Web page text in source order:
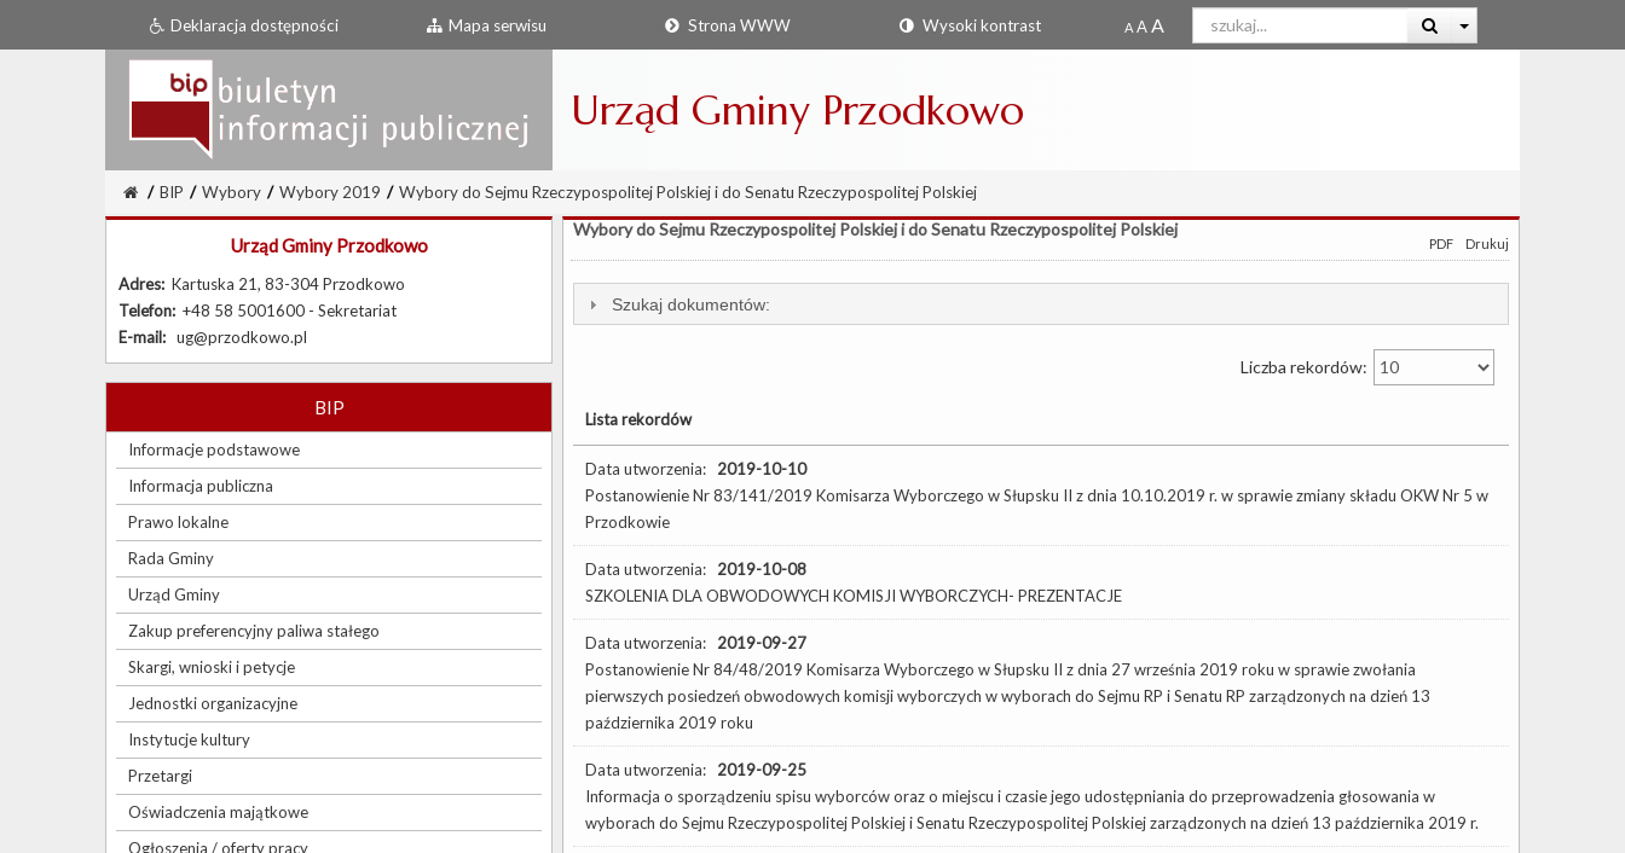
Deklaracja dostępności Mapa serwisu Strona WWW Wysoki kontrast
Urząd Gminy Przodkowo
/ BIP / Wybory / Wybory 2019 / Wybory do Sejmu Rzeczypospolitej Polskiej i do Senatu Rzeczypospolitej Polskiej
Urząd Gminy Przodkowo
Adres: Kartuska 21, 83-304 Przodkowo
Telefon: +48 58 5001600 - Sekretariat
E-mail: ug@przodkowo.pl
BIP
Informacje podstawowe
Informacja publiczna
Prawo lokalne
Rada Gminy
Urząd Gminy
Zakup preferencyjny paliwa stałego
Skargi, wnioski i petycje
Jednostki organizacyjne
Instytucje kultury
Przetargi
Oświadczenia majątkowe
Ogłoszenia / oferty pracy
Drukuj
PDF
Wybory do Sejmu Rzeczypospolitej Polskiej i do Senatu Rzeczypospolitej Polskiej
Szukaj dokumentów:
Liczba rekordów:
Lista rekordów
Data utworzenia: 2019-10-10
Postanowienie Nr 83/141/2019 Komisarza Wyborczego w Słupsku II z dnia 10.10.2019 r. w sprawie zmiany składu OKW Nr 5 w
Przodkowie
Data utworzenia: 2019-10-08
SZKOLENIA DLA OBWODOWYCH KOMISJI WYBORCZYCH- PREZENTACJE
Data utworzenia: 2019-09-27
Postanowienie Nr 84/48/2019 Komisarza Wyborczego w Słupsku II z dnia 27 września 2019 roku w sprawie zwołania
pierwszych posiedzeń obwodowych komisji wyborczych w wyborach do Sejmu RP i Senatu RP zarządzonych na dzień 13
października 2019 roku
Data utworzenia: 2019-09-25
Informacja o sporządzeniu spisu wyborców oraz o miejscu i czasie jego udostępniania do przeprowadzenia głosowania w
wyborach do Sejmu Rzeczypospolitej Polskiej i Senatu Rzeczypospolitej Polskiej zarządzonych na dzień 13 października 2019 r.